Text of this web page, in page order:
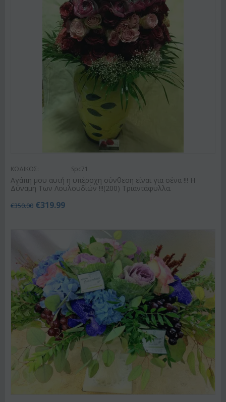
ΚΩΔΙΚΟΣ: Spc71
Αγάπη μου αυτή η υπέροχη σύνθεση είναι για σένα !!! Η
Δύναμη Των Λουλουδιών !!!(200) Τριαντάφυλλα.
€350.00 €319.99